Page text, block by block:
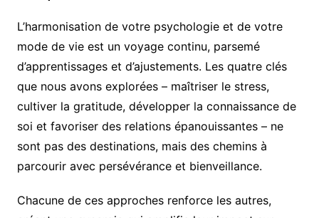
L’harmonisation de votre psychologie et de votre
mode de vie est un voyage continu, parsemé
d’apprentissages et d’ajustements. Les quatre clés
que nous avons explorées – maîtriser le stress,
cultiver la gratitude, développer la connaissance de
soi et favoriser des relations épanouissantes – ne
sont pas des destinations, mais des chemins à
parcourir avec persévérance et bienveillance.
Chacune de ces approches renforce les autres,